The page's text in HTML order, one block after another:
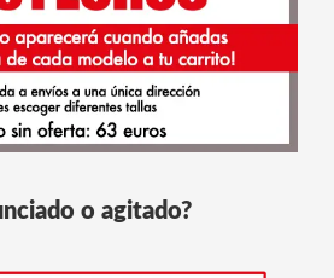
o agitado?